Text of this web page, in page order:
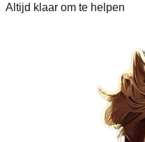
Altijd klaar om te helpen